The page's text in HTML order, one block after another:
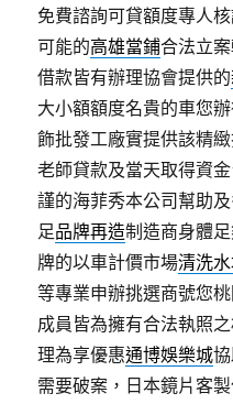
免費諮詢可貸額度專人
可能的高雄當鋪合法立
借款皆有辦理協會提供的
大小額額度名貴的車您
飾批發工廠實提供該精
老師貸款及當天取得資
謹的海菲秀本公司幫助
足品牌再造制造商身體
牌的以車計價市場清洗
等專業申辦挑選商號您
成員皆為擁有合法執照
理為享優惠通博娛樂城
需要破案，日本鏡片客